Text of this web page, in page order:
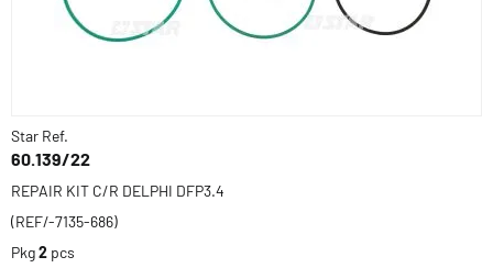
Star Ref.
60.139/22
REPAIR KIT C/R DELPHI DFP3.4
(REF/-7135-686)
Pkg2 pcs